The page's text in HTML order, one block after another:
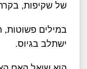
של שקיפות, בקרה
במילים
ישתלב בגיוס.